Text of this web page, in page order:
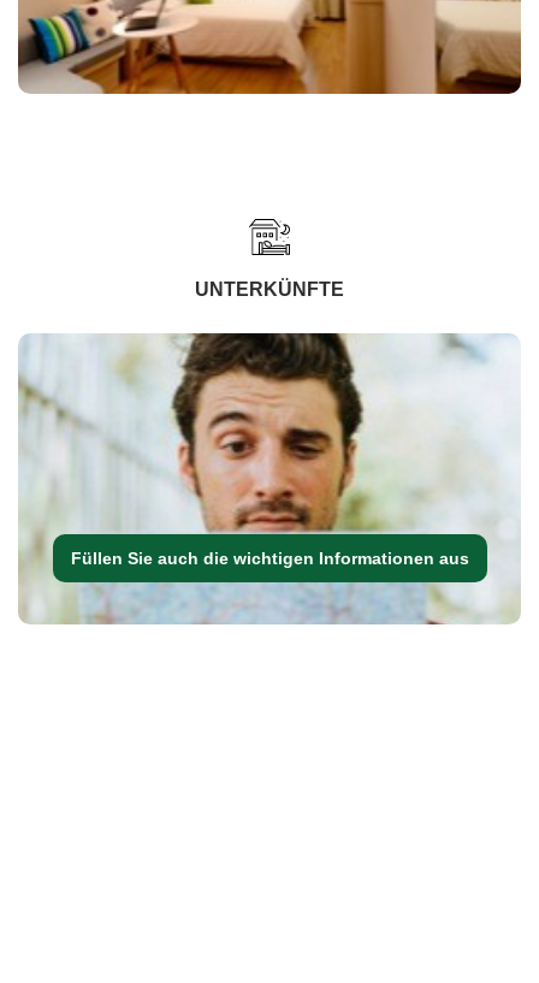
UNTERKÜNFTE
Füllen Sie auch die wichtigen Informationen aus